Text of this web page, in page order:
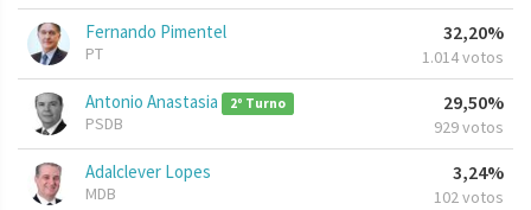
Fernando Pimentel
PT
32,20%
1.014 votos
Antonio Anastasia 2º Turno
PSDB
29,50%
929 votos
Adalclever Lopes
MDB
3,24%
102 votos